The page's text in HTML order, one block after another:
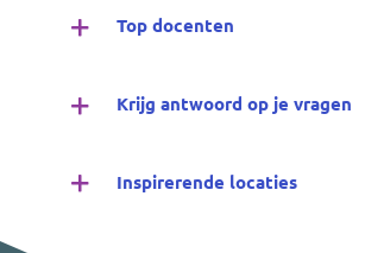
Top docenten
Krijg antwoord op je vragen
Inspirerende locaties